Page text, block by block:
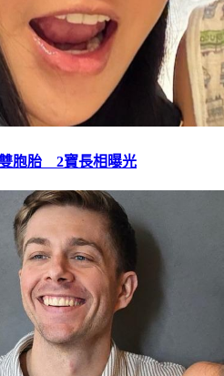
胞胎 2寶長相曝光